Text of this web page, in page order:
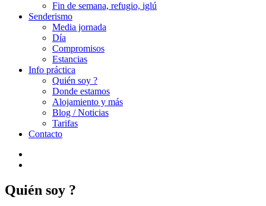
Fin de semana, refugio, iglú
Senderismo
Media jornada
Día
Compromisos
Estancias
Info práctica
Quién soy ?
Donde estamos
Alojamiento y más
Blog / Noticias
Tarifas
Contacto
Quién soy ?